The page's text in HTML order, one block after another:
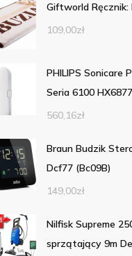
Giftworld Ręcznik:
109,00zł
PHILIPS Sonicare
Seria 6100
560,16zł
Braun Budzik
Dcf77 (Bc09B)
149,00zł
Nilfisk Supreme
sprzątający 9m